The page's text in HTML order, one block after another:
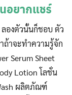
อยากแชร์
องตัวนั้นก็ชอบ ตัว
ถ้าจะทำความรู้จัก
Serum Sheet
Lotion โลชั่น
ผลิตภัณฑ์